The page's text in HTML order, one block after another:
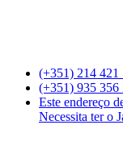
(+351) 214 421
(+351) 935 356
Este endereço
Necessita ter o